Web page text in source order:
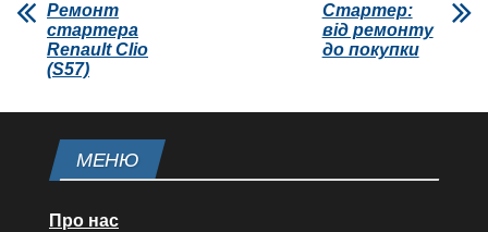
Ремонт
стартера
Renault Clio
(S57)
Стартер:
від ремонту
до покупки
МЕНЮ
Про нас